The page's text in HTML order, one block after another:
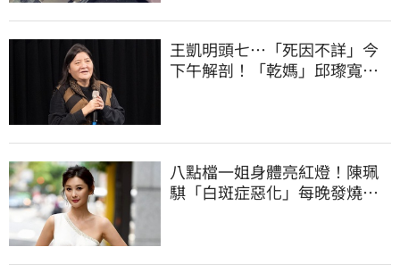
王凱明頭七…「死因不詳」今
下午解剖！「乾媽」邱瓈寬出
八點檔一姐身體亮紅燈！陳珮
騏「白斑症惡化」每晚發燒